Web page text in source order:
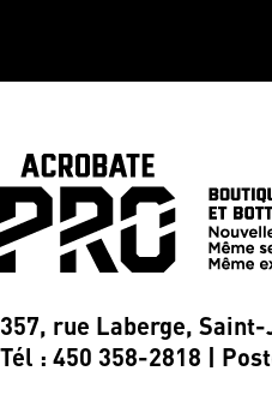
357, rue Laberge,
Tél : 450 358-2818 |